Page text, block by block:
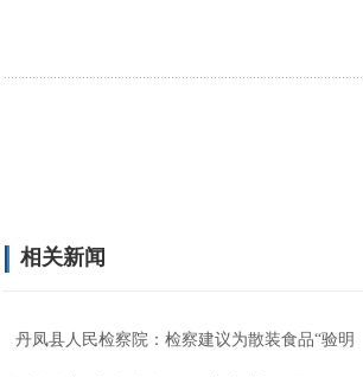
相关新闻
丹凤县人民检察院：检察建议为散装食品“验明